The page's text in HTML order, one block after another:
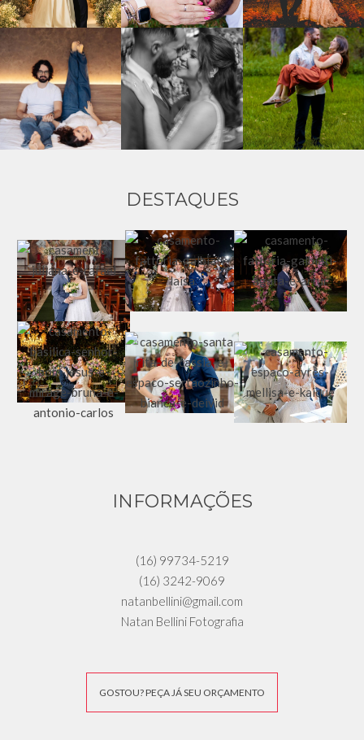
DESTAQUES
INFORMAÇÕES
(16) 99734-5219
(16) 3242-9069
natanbellini@gmail.com
Natan Bellini Fotografia
GOSTOU? PEÇA JÁ SEU ORÇAMENTO